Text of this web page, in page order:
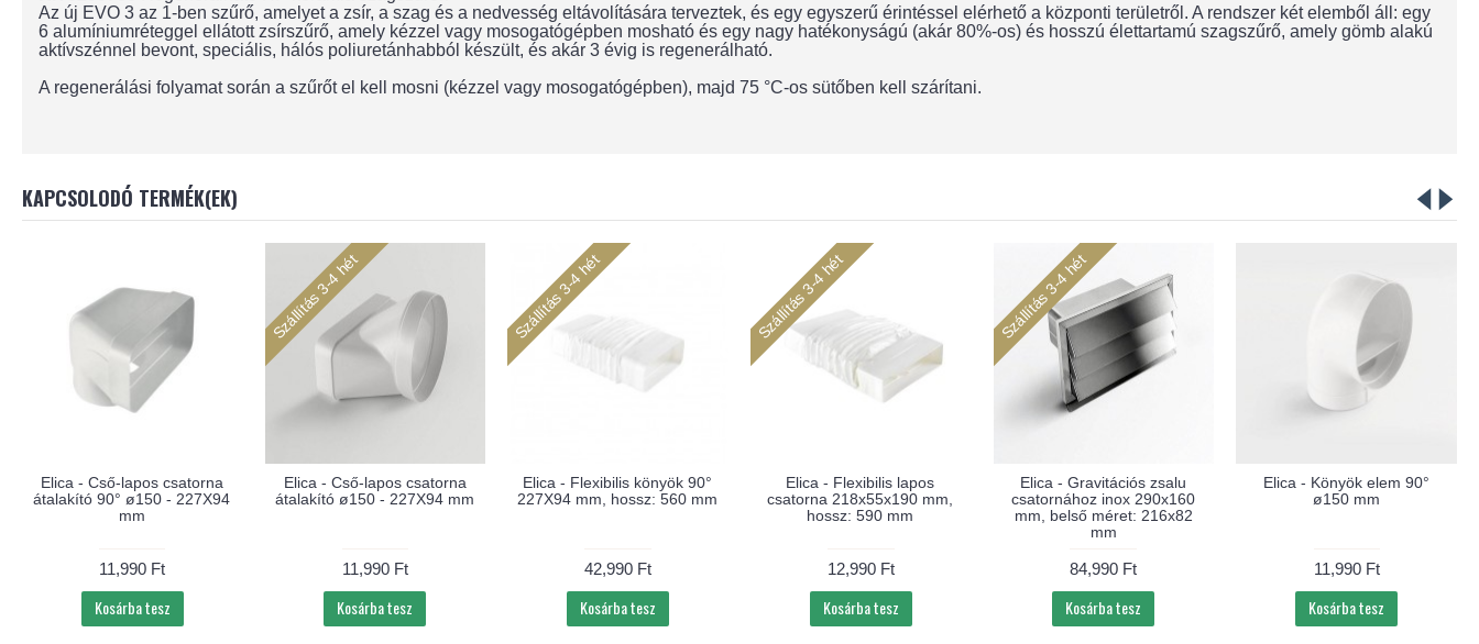
Az új EVO 3 az 1-ben szűrő, amelyet a zsír, a szag és a nedvesség eltávolítására terveztek, és egy egyszerű érintéssel elérhető a központi területről. A rendszer két elemből áll: egy
6 alumíniumréteggel ellátott zsírszűrő, amely kézzel vagy mosogatógépben mosható és egy nagy hatékonyságú (akár 80%-os) és hosszú élettartamú szagszűrő, amely gömb alakú
aktívszénnel bevont, speciális, hálós poliuretánhabból készült, és akár 3 évig is regenerálható.
A regenerálási folyamat során a szűrőt el kell mosni (kézzel vagy mosogatógépben), majd 75 °C-os sütőben kell szárítani.
KAPCSOLODÓ TERMÉK(EK)
Elica - Cső-lapos csatorna
átalakító 90° ø150 - 227X94
mm
11,990 Ft
Kosárba tesz
Szállítás 3-4 hét
Elica - Cső-lapos csatorna
átalakító ø150 - 227X94 mm
11,990 Ft
Kosárba tesz
Szállítás 3-4 hét
Elica - Flexibilis könyök 90°
227X94 mm, hossz: 560 mm
42,990 Ft
Kosárba tesz
Szállítás 3-4 hét
Elica - Flexibilis lapos
csatorna 218x55x190 mm,
hossz: 590 mm
12,990 Ft
Kosárba tesz
Szállítás 3-4 hét
Elica - Gravitációs zsalu
csatornához inox 290x160
mm, belső méret: 216x82
mm
84,990 Ft
Kosárba tesz
Elica - Könyök elem 90°
ø150 mm
11,990 Ft
Kosárba tesz